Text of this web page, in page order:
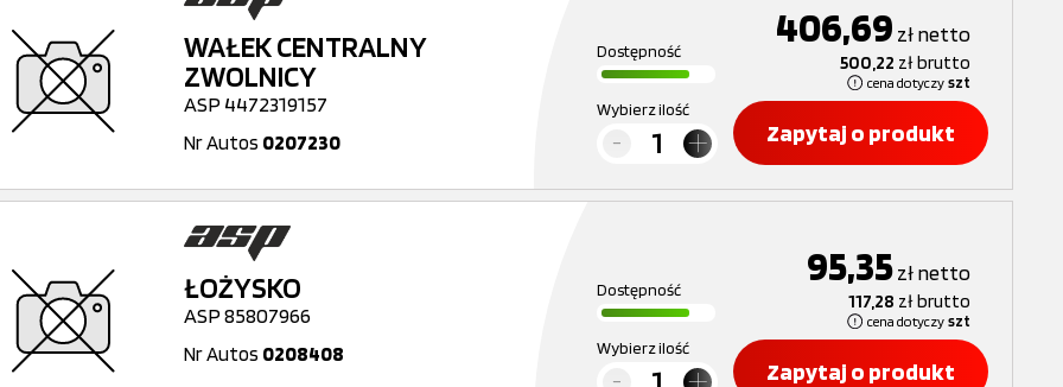
WAŁEK CENTRALNY
ZWOLNICY
ASP 4472319157
Nr Autos 0207230
Dostępność 406,69 złnetto
500,22 złbrutto
cena dotyczy szt
Wybierz ilość
Zapytaj o produkt
ŁOŻYSKO
ASP 85807966
Nr Autos 0208408
Dostępność 95,35złnetto
117,28 złbrutto
cena dotyczy szt
Wybierz ilość
Zapytaj o produkt